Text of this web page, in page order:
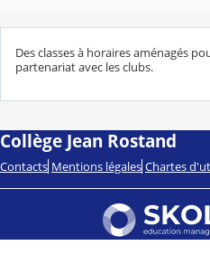
Des classes à horaires aménagés
partenariat avec les clubs.
Collège Jean Rostand
Contacts Mentions légales Chartes